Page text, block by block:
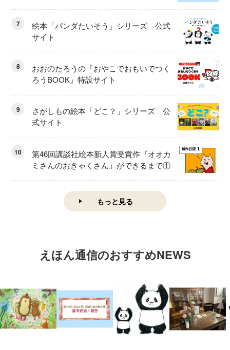
7
絵本「パンダたいそう」シリーズ 公式
サイト
8
おおのたろうの『おやこでおもいでつく
ろうBOOK』特設サイト
9
さがしもの絵本「どこ？」シリーズ 公
式サイト
10
第46回講談社絵本新人賞受賞作『オオカ
ミさんのおきゃくさん』ができるまで①
もっと見る
えほん通信のおすすめNEWS